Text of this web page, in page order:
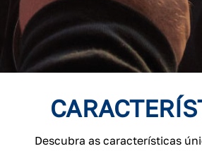
Descubra as características